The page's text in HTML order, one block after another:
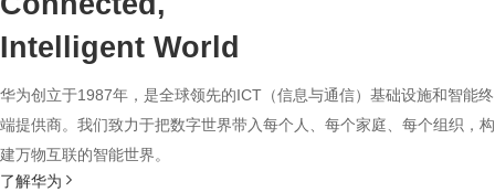
Intelligent World
华为创立于1987年，是全球领先的ICT（信息与通信）基础设施和智能终
端提供商。我们致力于把数字世界带入每个人、每个家庭、每个组织，构
建万物互联的智能世界。
了解华为